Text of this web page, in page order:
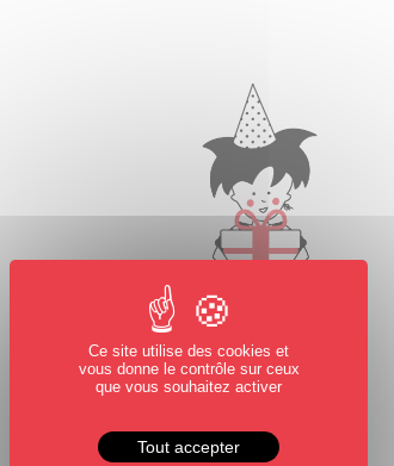
Ce site utilise des cookies et
vous donne le contrôle sur ceux
que vous souhaitez activer
Tout accepter